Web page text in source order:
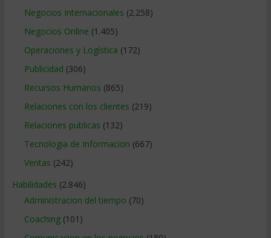
Negocios Internacionales (2.258)
Negocios Online (1.405)
Operaciones y Logística (172)
Publicidad (306)
Recursos Humanos (865)
Relaciones con los clientes (219)
Relaciones publicas (132)
Tecnologia de Informacion (667)
Ventas (242)
Habilidades (2.846)
Administracion del tiempo (70)
Coaching(101)